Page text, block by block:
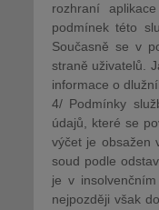
rozhraní
podmínek této
Současně se v
straně uživatelů.
informace o
4/ Podmínky
údajů, které se
výčet je obsažen
soud podle
je v
nejpozději však